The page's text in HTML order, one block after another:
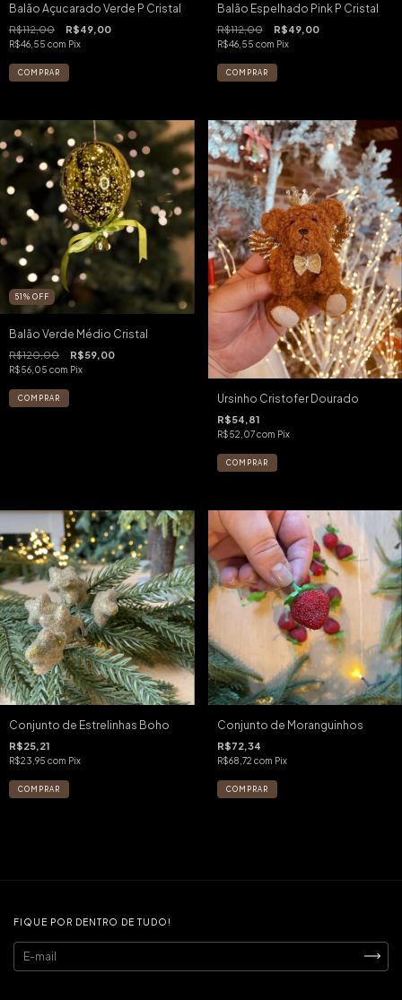
Balão Açucarado Verde P Cristal
R$112,00 R$49,00
R$46,55 com Pix
Balão Espelhado Pink P Cristal
R$112,00 R$49,00
R$46,55 com Pix
51 % OFF
Balão Verde Médio Cristal
R$120,00 R$59,00
R$56,05 com Pix
Ursinho Cristofer Dourado
R$54,81
R$52,07com Pix
Conjunto de Estrelinhas Boho
R$25,21
R$23,95 com Pix
Conjunto de Moranguinhos
R$72,34
R$68,72 com Pix
FIQUE POR DENTRO DE TUDO!